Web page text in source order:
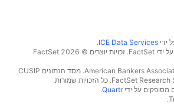
ידי ICE Data Services
.
בחר נתוני ייחוס המסופקים על ידי FactSet. זכויות יוצרים © 2026 ‏FactSet
זכויות יוצרים © 2026, ‏American Bankers Association. מסד הנתונים CUSIP
Quartr
.